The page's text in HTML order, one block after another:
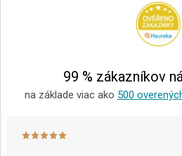
99 % zákazníkov
na základe viac ako 500